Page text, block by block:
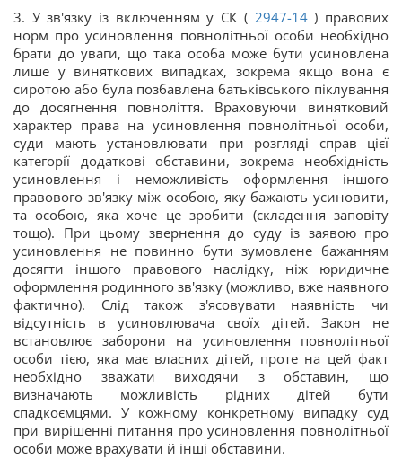
3. У зв'язку із включенням у СК ( 2947-14) правових
норм про усиновлення повнолітньої особи необхідно
брати до уваги, що така особа може бути усиновлена
лише у виняткових випадках, зокрема якщо вона є
сиротою або була позбавлена батьківського піклування
до досягнення повноліття. Враховуючи винятковий
характер права на усиновлення повнолітньої особи,
суди мають установлювати при розгляді справ цієї
категорії додаткові обставини, зокрема необхідність
усиновлення і неможливість оформлення іншого
правового зв'язку між особою, яку бажають усиновити,
та особою, яка хоче це зробити (складення заповіту
тощо). При цьому звернення до суду із заявою про
усиновлення не повинно бути зумовлене бажанням
досягти іншого правового наслідку, ніж юридичне
оформлення родинного зв'язку (можливо, вже наявного
фактично). Слід також з'ясовувати наявність чи
відсутність в усиновлювача своїх дітей. Закон не
встановлює заборони на усиновлення повнолітньої
особи тією, яка має власних дітей, проте на цей факт
необхідно зважати виходячи з обставин, що
визначають можливість рідних дітей бути
спадкоємцями. У кожному конкретному випадку суд
при вирішенні питання про усиновлення повнолітньої
особи може врахувати й інші обставини.